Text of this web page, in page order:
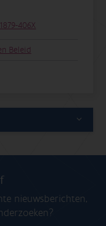
406X
Beleid
nieuwsberichten,